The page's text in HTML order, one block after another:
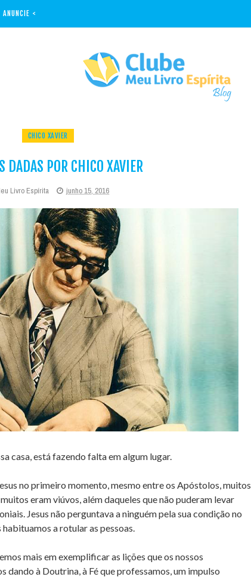
ANUNCIE <
CHICO XAVIER
DADAS POR CHICO XAVIER
Livro Espírita junho 15, 2016
casa, está fazendo falta em algum lugar.
no primeiro momento, mesmo entre os Apóstolos, muitos
eram viúvos, além daqueles que não puderam levar
Jesus não perguntava a ninguém pela sua condição no
a rotular as pessoas.
mais em exemplificar as lições que os nossos
à Doutrina, à Fé que professamos, um impulso